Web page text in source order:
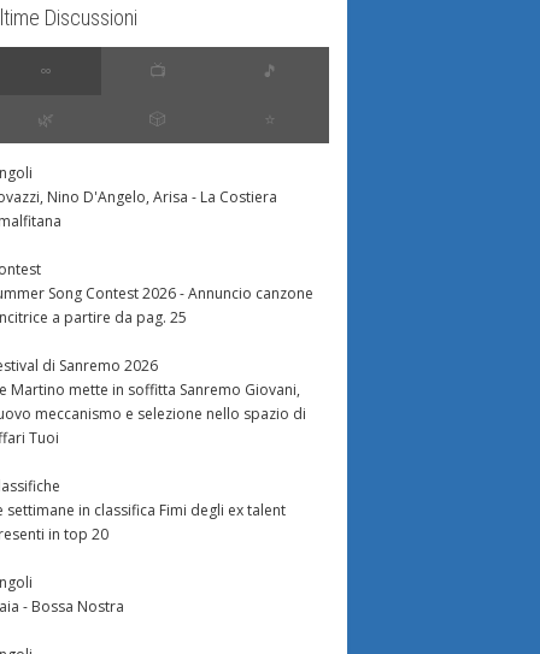
Discussioni
∞ 📺 🎵
🌿 🎲 ⭐️
Nino D'Angelo, Arisa - La Costiera
Song Contest 2026 - Annuncio canzone
a partire da pag. 25
di Sanremo 2026
Martino mette in soffitta Sanremo Giovani,
meccanismo e selezione nello spazio di
Tuoi
settimane in classifica Fimi degli ex talent
in top 20
- Bossa Nostra